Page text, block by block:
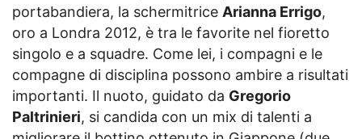
portabandiera, la schermitrice Arianna Errigo,
oro a Londra 2012, è tra le favorite nel fioretto
singolo e a squadre. Come lei, i compagni e le
compagne di disciplina possono ambire a risultati
importanti. Il nuoto, guidato da Gregorio
Paltrinieri, si candida con un mix di talenti a